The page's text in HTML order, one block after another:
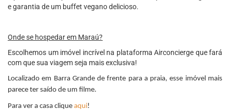
e garantia de um buffet vegano delicioso.
Onde se hospedar em Maraú?
Escolhemos um imóvel incrível na plataforma Airconcierge que fará
com que sua viagem seja mais exclusiva!
Localizado em Barra Grande de frente para a praia, esse imóvel mais
parece ter saído de um filme.
Para ver a casa clique aqui!